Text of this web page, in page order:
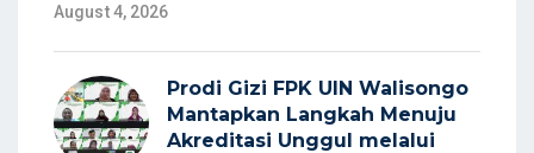
August 4, 2026
Prodi Gizi FPK UIN Walisongo
Mantapkan Langkah Menuju
Akreditasi Unggul melalui